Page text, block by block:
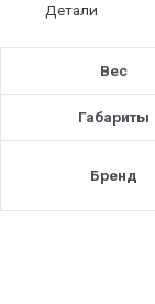
Детали
Вес
Габариты
Бренд